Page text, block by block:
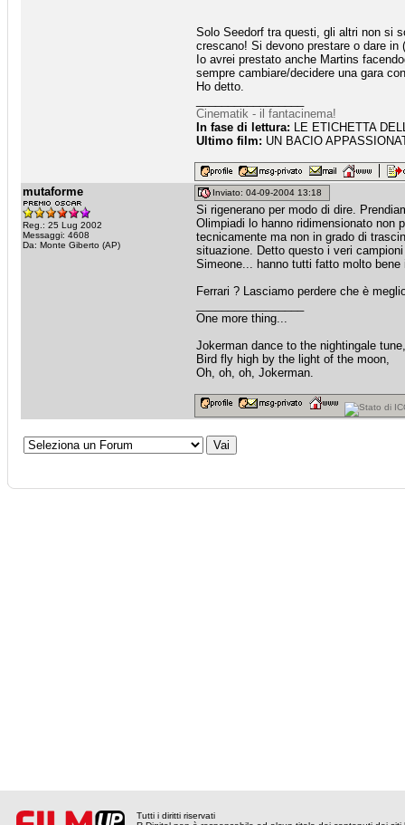
Solo Seedorf tra questi, gli altri non si
crescano! Si devono prestare o dare in
Io avrei prestato anche Martins
sempre cambiare/decidere una gara
Ho detto.
Cinematik - il fantacinema!
In fase di lettura: LE ETICHETTA
Ultimo film: UN BACIO
mutaforme
Reg.: 25 Lug 2002
Messaggi: 4608
Da: Monte Giberto (AP)
Inviato: 04-09-2004 13:18
Si rigenerano per modo di dire.
Olimpiadi lo hanno ridimensionato non
tecnicamente ma non in grado di
situazione. Detto questo i veri
Simeone... hanno tutti fatto molto bene
Ferrari ? Lasciamo perdere che è
One more thing...
Jokerman dance to the nightingale tune,
Bird fly high by the light of the moon,
Oh, oh, oh, Jokerman.
Tutti i diritti riservati